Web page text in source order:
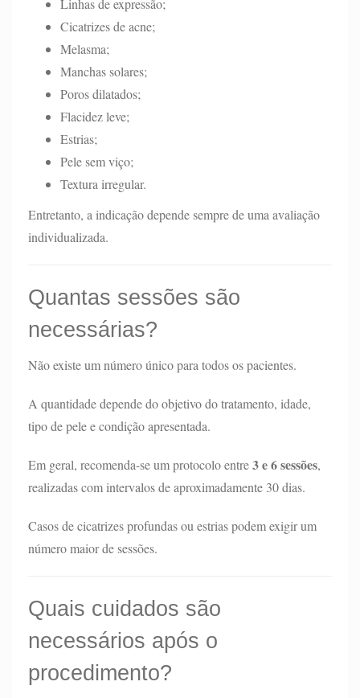
Linhas de expressão;
Cicatrizes de acne;
Melasma;
Manchas solares;
Poros dilatados;
Flacidez leve;
Estrias;
Pele sem viço;
Textura irregular.
Entretanto, a indicação depende sempre de uma avaliação
individualizada.
Quantas sessões são
necessárias?
Não existe um número único para todos os pacientes.
A quantidade depende do objetivo do tratamento, idade,
tipo de pele e condição apresentada.
Em geral, recomenda-se um protocolo entre3 e 6 sessões,
realizadas com intervalos de aproximadamente 30 dias.
Casos de cicatrizes profundas ou estrias podem exigir um
número maior de sessões.
Quais cuidados são
necessários após o
procedimento?